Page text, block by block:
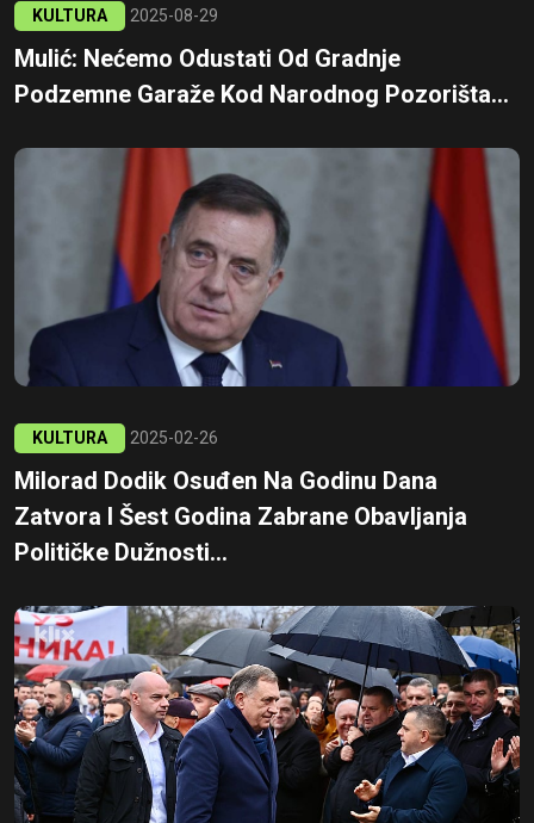
KULTURA 2025-08-29
Mulić: Nećemo Odustati Od Gradnje
Podzemne Garaže Kod Narodnog Pozorišta...
KULTURA 2025-02-26
Milorad Dodik Osuđen Na Godinu Dana
Zatvora I Šest Godina Zabrane Obavljanja
Političke Dužnosti...